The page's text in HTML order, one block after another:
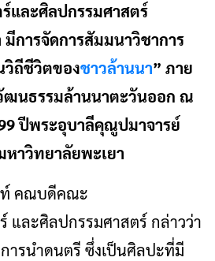
และศิลปกรรมศาสตร์
การจัดการสัมมนาวิชาการ
ถีชีวิตของชาวล้านนา” ภาย
ฒนธรรมล้านนาตะวันออก ณ
ปีพระอุบาลีคุณูปมาจารย์
าวิทยาลัยพะเยา
ท์ คณบดีคณะ
และศิลปกรรมศาสตร์ กล่าวว่า
ารนำดนตรี ซึ่งเป็นศิลปะที่มี